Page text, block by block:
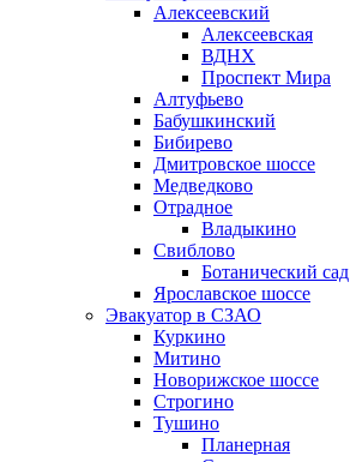
Алексеевский
Алексеевская
ВДНХ
Проспект Мира
Алтуфьево
Бабушкинский
Бибирево
Дмитровское шоссе
Медведково
Отрадное
Владыкино
Свиблово
Ботанический сад
Ярославское шоссе
Эвакуатор в СЗАО
Куркино
Митино
Новорижское шоссе
Строгино
Тушино
Планерная